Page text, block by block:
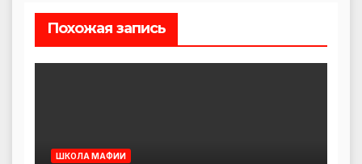
Похожая запись
ШКОЛА МАФИИ